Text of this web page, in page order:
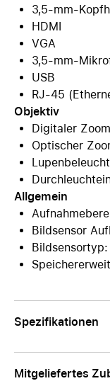
3,5-mm-
HDMI
VGA
3,5-mm-
USB
RJ-45
Objektiv
Digitaler
Optischer
Allgemein
Bildsensor
Bildsensortyp:
Spezifikationen
Mitgeliefertes